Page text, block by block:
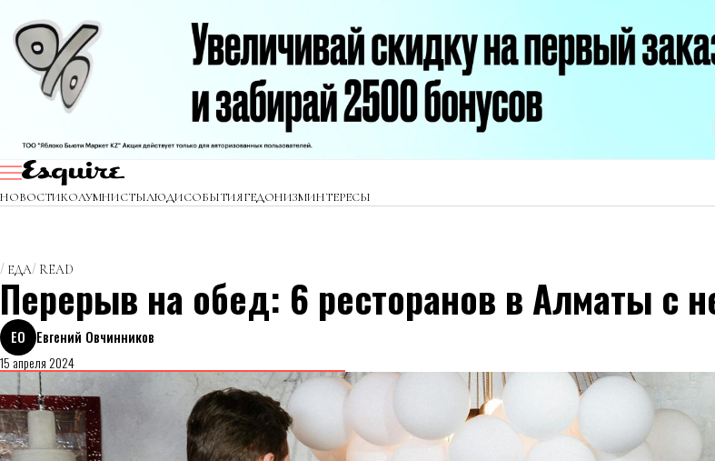
НОВОСТИКОЛУМНИСТЫЛЮДИСОБЫТИЯГЕДОНИЗМИНТЕРЕСЫ
ЕДА READ
Перерыв на обед: 6 ресторанов в Алматы с
ЕО
Евгений Овчинников
15 апреля 2024